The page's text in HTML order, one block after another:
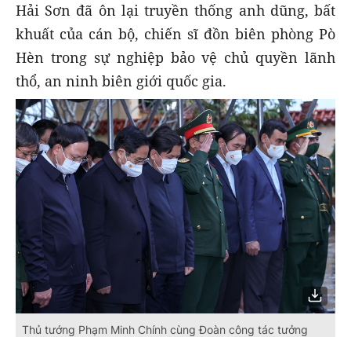
Hải Sơn đã ôn lại truyền thống anh dũng, bất
khuất của cán bộ, chiến sĩ đồn biên phòng Pò
Hèn trong sự nghiệp bảo vệ chủ quyền lãnh
thổ, an ninh biên giới quốc gia.
Thủ tướng Phạm Minh Chính cùng Đoàn công tác tưởng